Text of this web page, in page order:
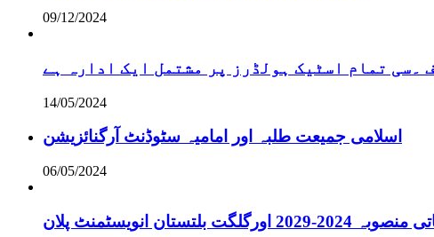
09/12/2024
۔سی تمام اسٹیک ہولڈرز پر مشتمل ایک ادارہ ہے
14/05/2024
اسلامی جمیعت طلبہ اور امامیہ سٹوڈنٹ آرگنائزیشن
06/05/2024
بلتستان انویسٹمنٹ پلان